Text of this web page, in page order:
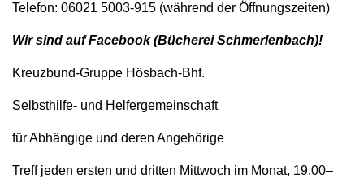
Telefon: 06021 5003-915 (während der Öffnungszeiten)
Wir sind auf Facebook (Bücherei Schmerlenbach)!
Kreuzbund-Gruppe Hösbach-Bhf.
Selbsthilfe- und Helfergemeinschaft
für Abhängige und deren Angehörige
Treff jeden ersten und dritten Mittwoch im Monat, 19.00–